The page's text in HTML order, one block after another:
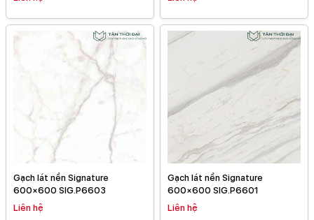
Gạch lát nền Signature
600×600 SIG.P6603
Liên hệ
Gạch lát nền Signature
600×600 SIG.P6601
Liên hệ